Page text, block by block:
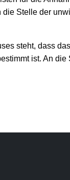
Stelle der
steht, dass
ist. An